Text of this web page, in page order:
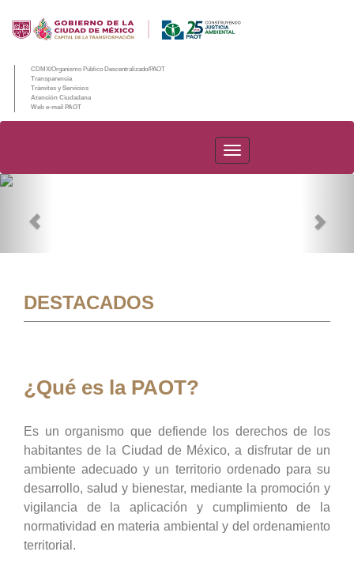
CDMX/Organismo Público Descentralizado/PAOT
Transparencia
Trámites y Servicios
Atención Ciudadana
Web e-mail PAOT
PAOT
DESTACADOS
¿Qué es la PAOT?
Es un organismo que defiende los derechos de los
habitantes de la Ciudad de México, a disfrutar de un
ambiente adecuado y un territorio ordenado para su
desarrollo, salud y bienestar, mediante la promoción y
vigilancia de la aplicación y cumplimiento de la
normatividad en materia ambiental y del ordenamiento
territorial.